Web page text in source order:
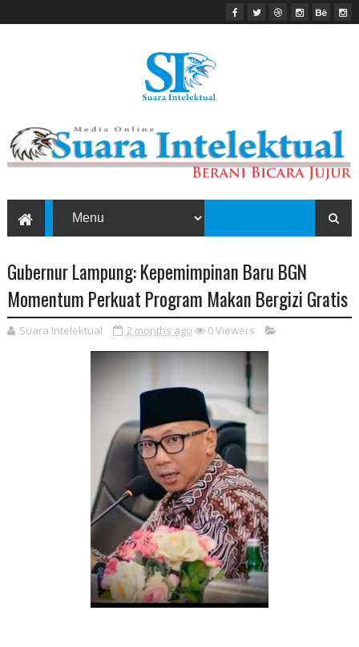
Gubernur Lampung: Kepemimpinan Baru BGN
Momentum Perkuat Program Makan Bergizi Gratis
Suara Intelektual 2 months ago 0Viewers